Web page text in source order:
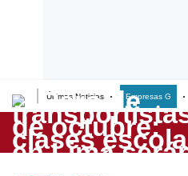
Últimas Noticias Empresas G
Lo último
Peru Quiosco